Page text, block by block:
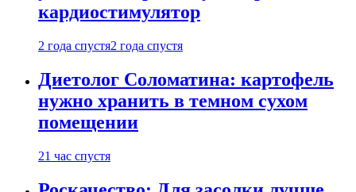
кардиостимулятор
2 года спустя2 года спустя
Диетолог Соломатина: картофель
нужно хранить в темном сухом
помещении
21 час спустя